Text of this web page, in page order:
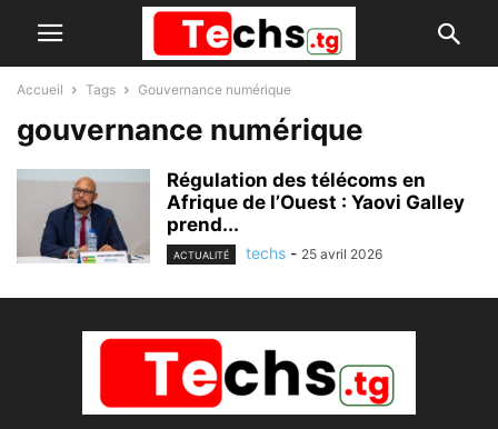
Accueil Tags Gouvernance numérique
gouvernance numérique
Régulation des télécoms en
Afrique de l’Ouest : Yaovi Galley
prend...
ACTUALITÉ techs - 25 avril 2026